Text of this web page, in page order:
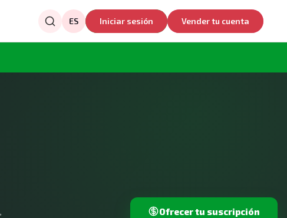
ES Iniciar sesión Vender tu cuenta
Ofrecer tu suscripción